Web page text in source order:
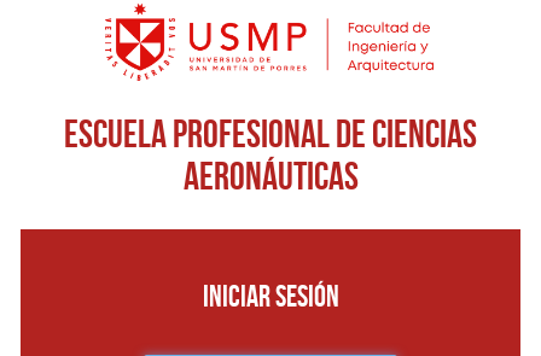
Escuela Profesional de Ciencias
Aeronáuticas
INICIAR SESIÓN